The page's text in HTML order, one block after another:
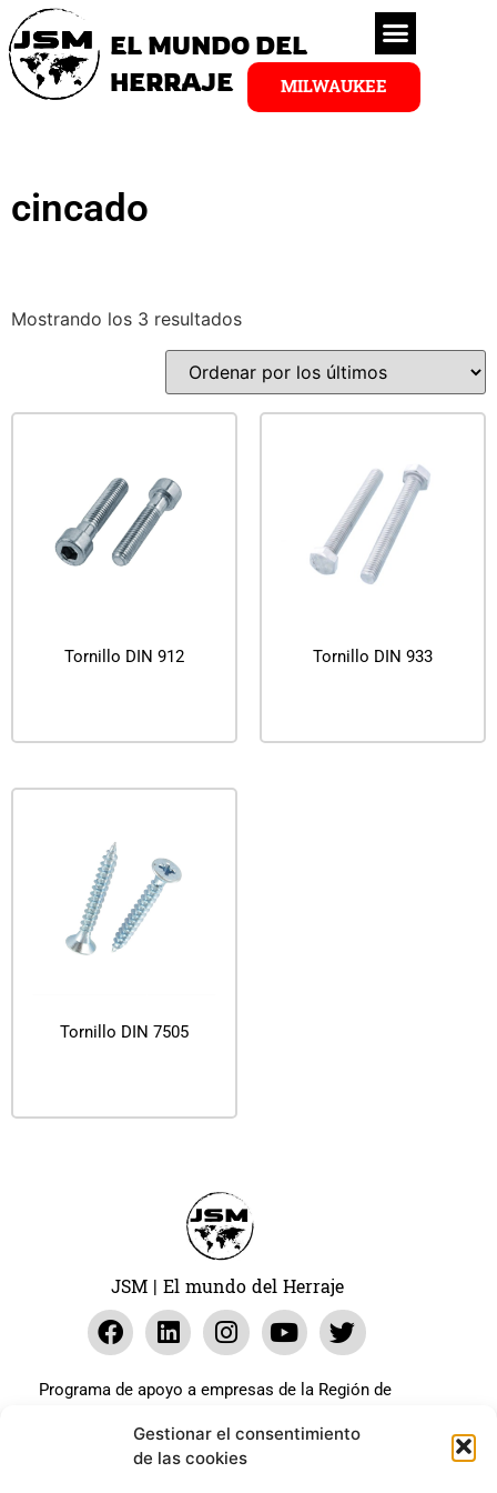
Gestionar el consentimiento
de las cookies
EL MUNDO DEL
HERRAJE
MILWAUKEE
cincado
Mostrando los 3 resultados
Tornillo DIN 912 Tornillo DIN 933
Tornillo DIN 7505
JSM | El mundo del Herraje
Programa de apoyo a empresas de la Región de
económica de la pandemia Covid-19. La línea Covid-19
coste cero cofinanciada por la unión europea.